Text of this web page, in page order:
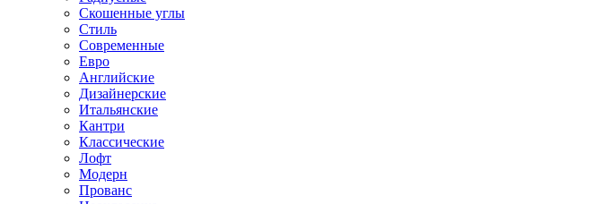
Скошенные углы
Стиль
Современные
Евро
Английские
Дизайнерские
Итальянские
Кантри
Классические
Лофт
Модерн
Прованс